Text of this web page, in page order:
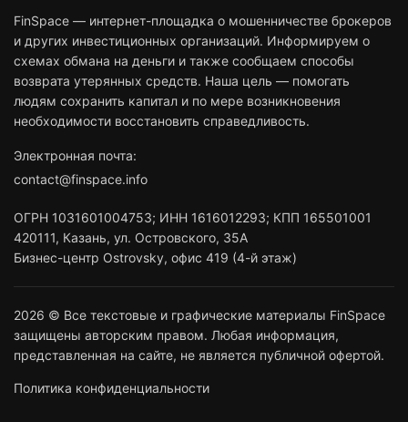
FinSpace — интернет-площадка о мошенничестве брокеров
и других инвестиционных организаций. Информируем о
схемах обмана на деньги и также сообщаем способы
возврата утерянных средств. Наша цель — помогать
людям сохранить капитал и по мере возникновения
необходимости восстановить справедливость.
Электронная почта:
contact@finspace.info
ОГРН 1031601004753; ИНН 1616012293; КПП 165501001
420111, Казань, ул. Островского, 35А
Бизнес-центр Ostrovsky, офис 419 (4-й этаж)
2026 © Все текстовые и графические материалы FinSpace
защищены авторским правом. Любая информация,
представленная на сайте, не является публичной офертой.
Политика конфиденциальности